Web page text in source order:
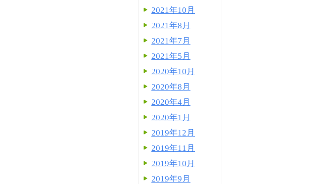
2021年10月
2021年8月
2021年7月
2021年5月
2020年10月
2020年8月
2020年4月
2020年1月
2019年12月
2019年11月
2019年10月
2019年9月